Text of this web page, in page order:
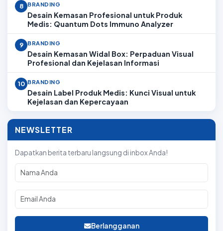
8 BRANDING
Desain Kemasan Profesional untuk Produk
Medis: Quantum Dots Immuno Analyzer
9 BRANDING
Desain Kemasan Widal Box: Perpaduan Visual
Profesional dan Kejelasan Informasi
10 BRANDING
Desain Label Produk Medis: Kunci Visual untuk
Kejelasan dan Kepercayaan
NEWSLETTER
Dapatkan berita terbaru langsung di inbox Anda!
Berlangganan